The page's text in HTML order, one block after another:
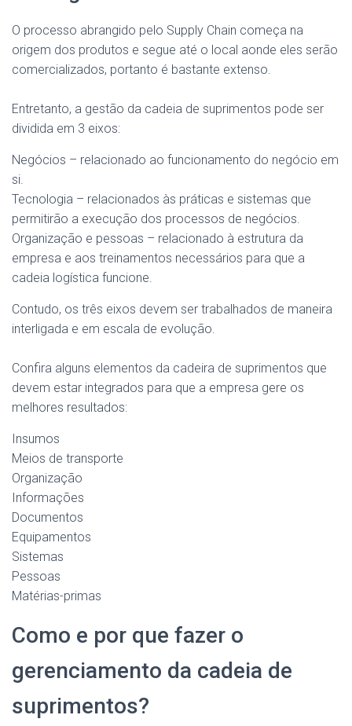
O processo abrangido pelo Supply Chain começa na
origem dos produtos e segue até o local aonde eles serão
comercializados, portanto é bastante extenso.
Entretanto, a gestão da cadeia de suprimentos pode ser
dividida em 3 eixos:
Negócios – relacionado ao funcionamento do negócio em
si.
Tecnologia – relacionados às práticas e sistemas que
permitirão a execução dos processos de negócios.
Organização e pessoas – relacionado à estrutura da
empresa e aos treinamentos necessários para que a
cadeia logística funcione.
Contudo, os três eixos devem ser trabalhados de maneira
interligada e em escala de evolução.
Confira alguns elementos da cadeira de suprimentos que
devem estar integrados para que a empresa gere os
melhores resultados:
Insumos
Meios de transporte
Organização
Informações
Documentos
Equipamentos
Sistemas
Pessoas
Matérias-primas
Como e por que fazer o
gerenciamento da cadeia de
suprimentos?